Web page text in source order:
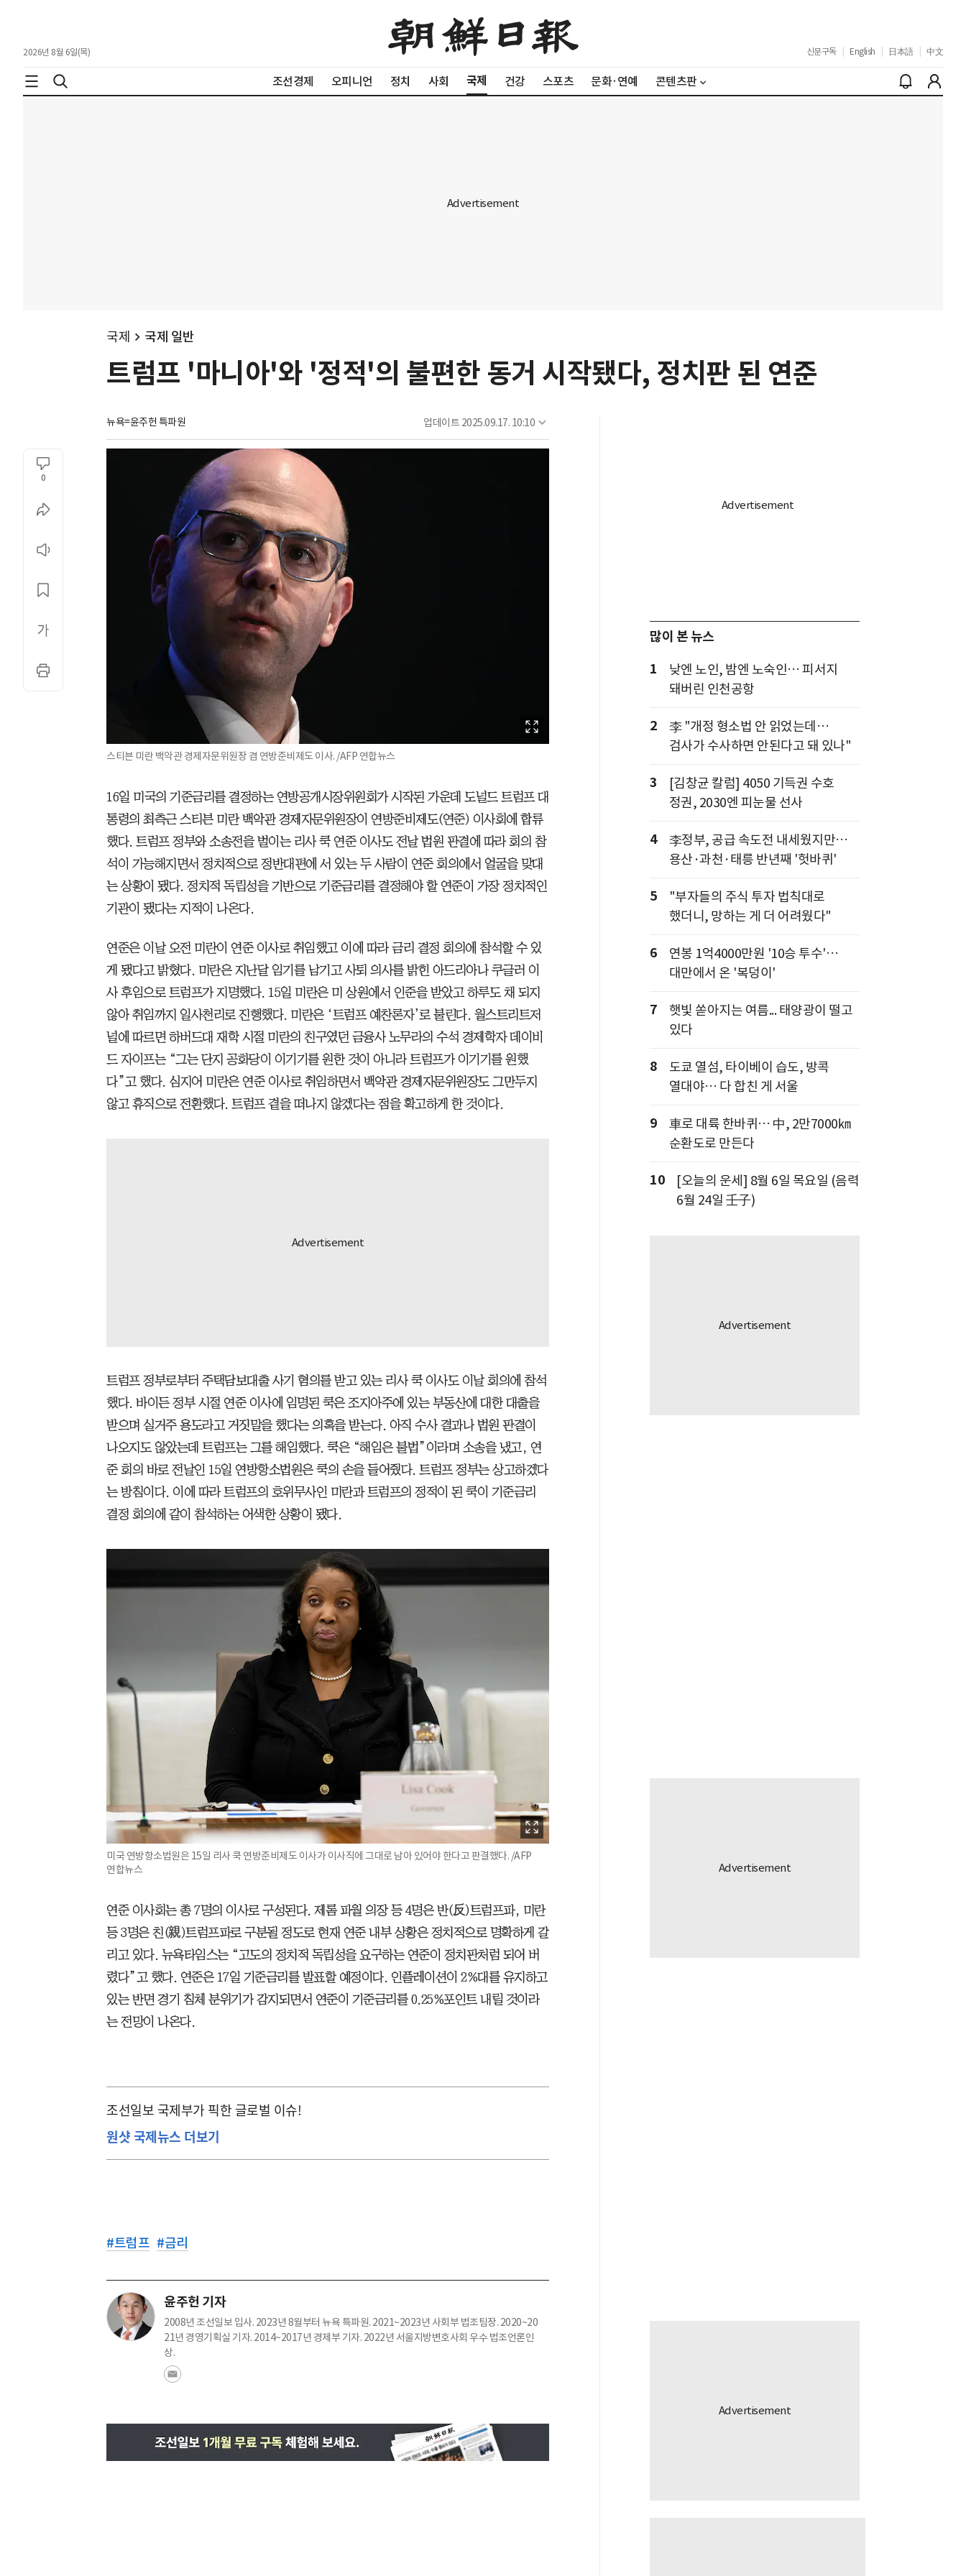
2026년 8월 6일(목) 신문구독 English 日本語 中文
조선경제 오피니언 정치 사회 국제 건강 스포츠 문화·연예 콘텐츠판
국제 국제 일반
트럼프 '마니아'와 '정적'의 불편한 동거 시작됐다, 정치판 된 연준
뉴욕=윤주헌 특파원 업데이트 2025.09.17. 10:10
0
스티븐 미란 백악관 경제자문위원장 겸 연방준비제도 이사. /AFP 연합뉴스
16일 미국의 기준금리를 결정하는 연방공개시장위원회가 시작된 가운데 도널드 트럼프 대
통령의 최측근 스티븐 미란 백악관 경제자문위원장이 연방준비제도(연준) 이사회에 합류
했다. 트럼프 정부와 소송전을 벌이는 리사 쿡 연준 이사도 전날 법원 판결에 따라 회의 참
석이 가능해지면서 정치적으로 정반대편에 서 있는 두 사람이 연준 회의에서 얼굴을 맞대
는 상황이 됐다. 정치적 독립성을 기반으로 기준금리를 결정해야 할 연준이 가장 정치적인
기관이 됐다는 지적이 나온다.
연준은 이날 오전 미란이 연준 이사로 취임했고 이에 따라 금리 결정 회의에 참석할 수 있
게 됐다고 밝혔다. 미란은 지난달 임기를 남기고 사퇴 의사를 밝힌 아드리아나 쿠글러 이
사 후임으로 트럼프가 지명했다. 15일 미란은 미 상원에서 인준을 받았고 하루도 채 되지
않아 취임까지 일사천리로 진행했다. 미란은 ‘트럼프 예찬론자’로 불린다. 월스트리트저
널에 따르면 하버드대 재학 시절 미란의 친구였던 금융사 노무라의 수석 경제학자 데이비
드 자이프는 “그는 단지 공화당이 이기기를 원한 것이 아니라 트럼프가 이기기를 원했
다”고 했다. 심지어 미란은 연준 이사로 취임하면서 백악관 경제자문위원장도 그만두지
않고 휴직으로 전환했다. 트럼프 곁을 떠나지 않겠다는 점을 확고하게 한 것이다.
트럼프 정부로부터 주택담보대출 사기 혐의를 받고 있는 리사 쿡 이사도 이날 회의에 참석
했다. 바이든 정부 시절 연준 이사에 임명된 쿡은 조지아주에 있는 부동산에 대한 대출을
받으며 실거주 용도라고 거짓말을 했다는 의혹을 받는다. 아직 수사 결과나 법원 판결이
나오지도 않았는데 트럼프는 그를 해임했다. 쿡은 “해임은 불법”이라며 소송을 냈고, 연
준 회의 바로 전날인 15일 연방항소법원은 쿡의 손을 들어줬다. 트럼프 정부는 상고하겠다
는 방침이다. 이에 따라 트럼프의 호위무사인 미란과 트럼프의 정적이 된 쿡이 기준금리
결정 회의에 같이 참석하는 어색한 상황이 됐다.
미국 연방항소법원은 15일 리사 쿡 연방준비제도 이사가 이사직에 그대로 남아 있어야 한다고 판결했다. /AFP
연합뉴스
연준 이사회는 총 7명의 이사로 구성된다. 제롬 파월 의장 등 4명은 반(反)트럼프파, 미란
등 3명은 친(親)트럼프파로 구분될 정도로 현재 연준 내부 상황은 정치적으로 명확하게 갈
리고 있다. 뉴욕타임스는 “고도의 정치적 독립성을 요구하는 연준이 정치판처럼 되어 버
렸다”고 했다. 연준은 17일 기준금리를 발표할 예정이다. 인플레이션이 2%대를 유지하고
있는 반면 경기 침체 분위기가 감지되면서 연준이 기준금리를 0.25%포인트 내릴 것이라
는 전망이 나온다.
조선일보 국제부가 픽한 글로벌 이슈!
원샷 국제뉴스 더보기
#트럼프 #금리
윤주헌 기자
2008년 조선일보 입사. 2023년 8월부터 뉴욕 특파원. 2021~2023년 사회부 법조팀장. 2020~20
21년 경영기획실 기자. 2014~2017년 경제부 기자. 2022년 서울지방변호사회 우수 법조언론인
상.
많이 본 뉴스
1
낮엔 노인, 밤엔 노숙인… 피서지
돼버린 인천공항
2
李 "개정 형소법 안 읽었는데…
검사가 수사하면 안된다고 돼 있나"
3
[김창균 칼럼] 4050 기득권 수호
정권, 2030엔 피눈물 선사
4
李정부, 공급 속도전 내세웠지만…
용산·과천·태릉 반년째 '헛바퀴'
5
"부자들의 주식 투자 법칙대로
했더니, 망하는 게 더 어려웠다"
6
연봉 1억4000만원 '10승 투수'…
대만에서 온 '복덩이'
7
햇빛 쏟아지는 여름... 태양광이 떨고
있다
8
도쿄 열섬, 타이베이 습도, 방콕
열대야… 다 합친 게 서울
9
車로 대륙 한바퀴… 中, 2만7000㎞
순환도로 만든다
10
[오늘의 운세] 8월 6일 목요일 (음력
6월 24일 壬子)